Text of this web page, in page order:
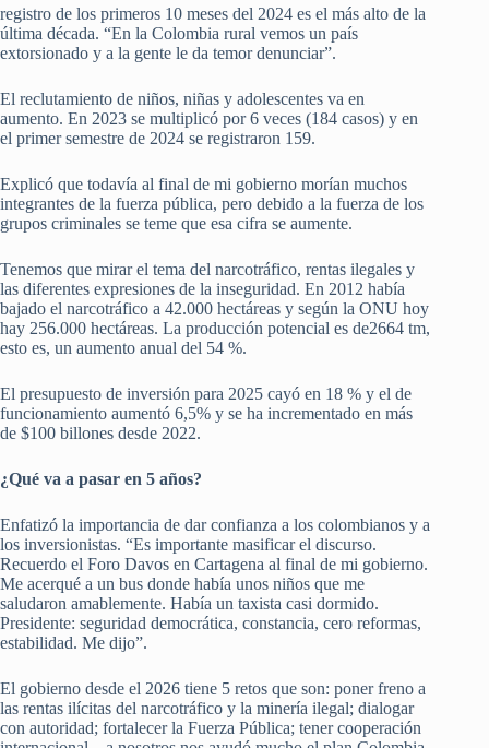
registro de los primeros 10 meses del 2024 es el más alto de la
última década. “En la Colombia rural vemos un país
extorsionado y a la gente le da temor denunciar”.
El reclutamiento de niños, niñas y adolescentes va en
aumento. En 2023 se multiplicó por 6 veces (184 casos) y en
el primer semestre de 2024 se registraron 159.
Explicó que todavía al final de mi gobierno morían muchos
integrantes de la fuerza pública, pero debido a la fuerza de los
grupos criminales se teme que esa cifra se aumente.
Tenemos que mirar el tema del narcotráfico, rentas ilegales y
las diferentes expresiones de la inseguridad. En 2012 había
bajado el narcotráfico a 42.000 hectáreas y según la ONU hoy
hay 256.000 hectáreas. La producción potencial es de2664 tm,
esto es, un aumento anual del 54 %.
El presupuesto de inversión para 2025 cayó en 18 % y el de
funcionamiento aumentó 6,5% y se ha incrementado en más
de $100 billones desde 2022.
¿Qué va a pasar en 5 años?
Enfatizó la importancia de dar confianza a los colombianos y a
los inversionistas. “Es importante masificar el discurso.
Recuerdo el Foro Davos en Cartagena al final de mi gobierno.
Me acerqué a un bus donde había unos niños que me
saludaron amablemente. Había un taxista casi dormido.
Presidente: seguridad democrática, constancia, cero reformas,
estabilidad. Me dijo”.
El gobierno desde el 2026 tiene 5 retos que son: poner freno a
las rentas ilícitas del narcotráfico y la minería ilegal; dialogar
con autoridad; fortalecer la Fuerza Pública; tener cooperación